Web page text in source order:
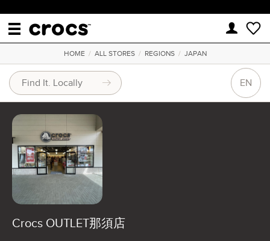
HOME/ ALL STORES/ REGIONS/ JAPAN
EN
Crocs OUTLET那須店